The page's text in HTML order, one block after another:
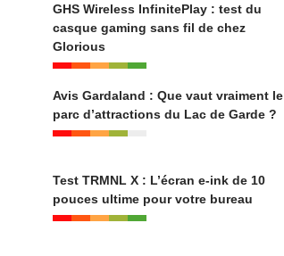
GHS Wireless InfinitePlay : test du
casque gaming sans fil de chez
Glorious
Avis Gardaland : Que vaut vraiment le
parc d’attractions du Lac de Garde ?
Test TRMNL X : L’écran e-ink de 10
pouces ultime pour votre bureau